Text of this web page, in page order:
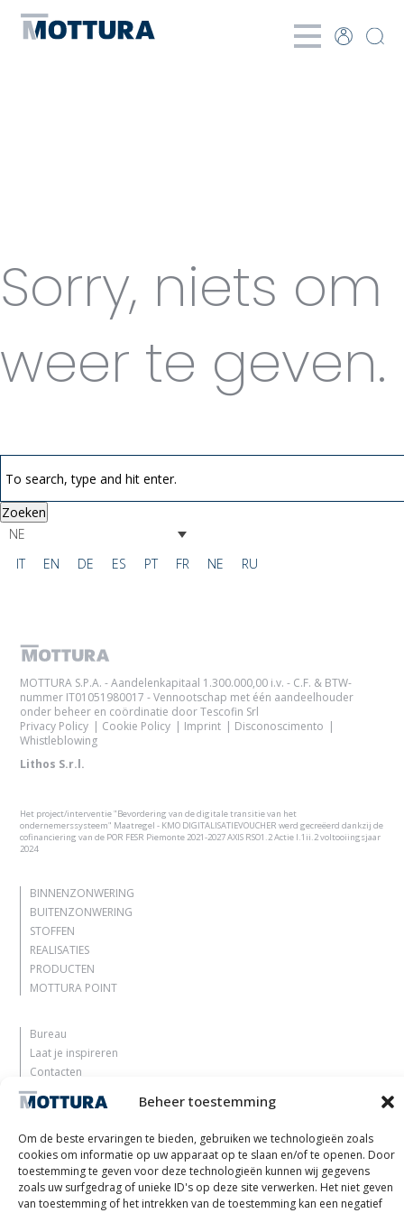
Beheer toestemming
Om de beste ervaringen te bieden, gebruiken we technologieën zoals
cookies om informatie op uw apparaat op te slaan en/of te openen. Door
toestemming te geven voor deze technologieën kunnen wij gegevens
zoals uw surfgedrag of unieke ID's op deze site verwerken. Het niet geven
van toestemming of het intrekken van de toestemming kan een negatief
Sorry, niets om
weer te geven.
Zoeken
NE
IT
EN DE ES PT FR NE RU
MOTTURA S.P.A. - Aandelenkapitaal 1.300.000,00 i.v. - C.F. & BTW-
nummer IT01051980017 - Vennootschap met één aandeelhouder
onder beheer en coördinatie door Tescofin Srl
Privacy Policy
Cookie Policy Imprint
Disconoscimento
Whistleblowing
Lithos S.r.l.
Het project/interventie "Bevordering van de digitale transitie van het
ondernemerssysteem" Maatregel - KMO DIGITALISATIEVOUCHER werd gecreëerd dankzij de
cofinanciering van de POR FESR Piemonte 2021-2027 AXIS RSO1.2 Actie I.1ii.2 voltooiingsjaar
2024
BINNENZONWERING
BUITENZONWERING
STOFFEN
REALISATIES
PRODUCTEN
MOTTURA POINT
Bureau
Laat je inspireren
Contacten
Werk met ons
Gereserveerd gebied
M2Net
Child Safety